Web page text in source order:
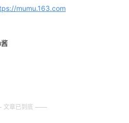
mumu.163.com
文章已到底